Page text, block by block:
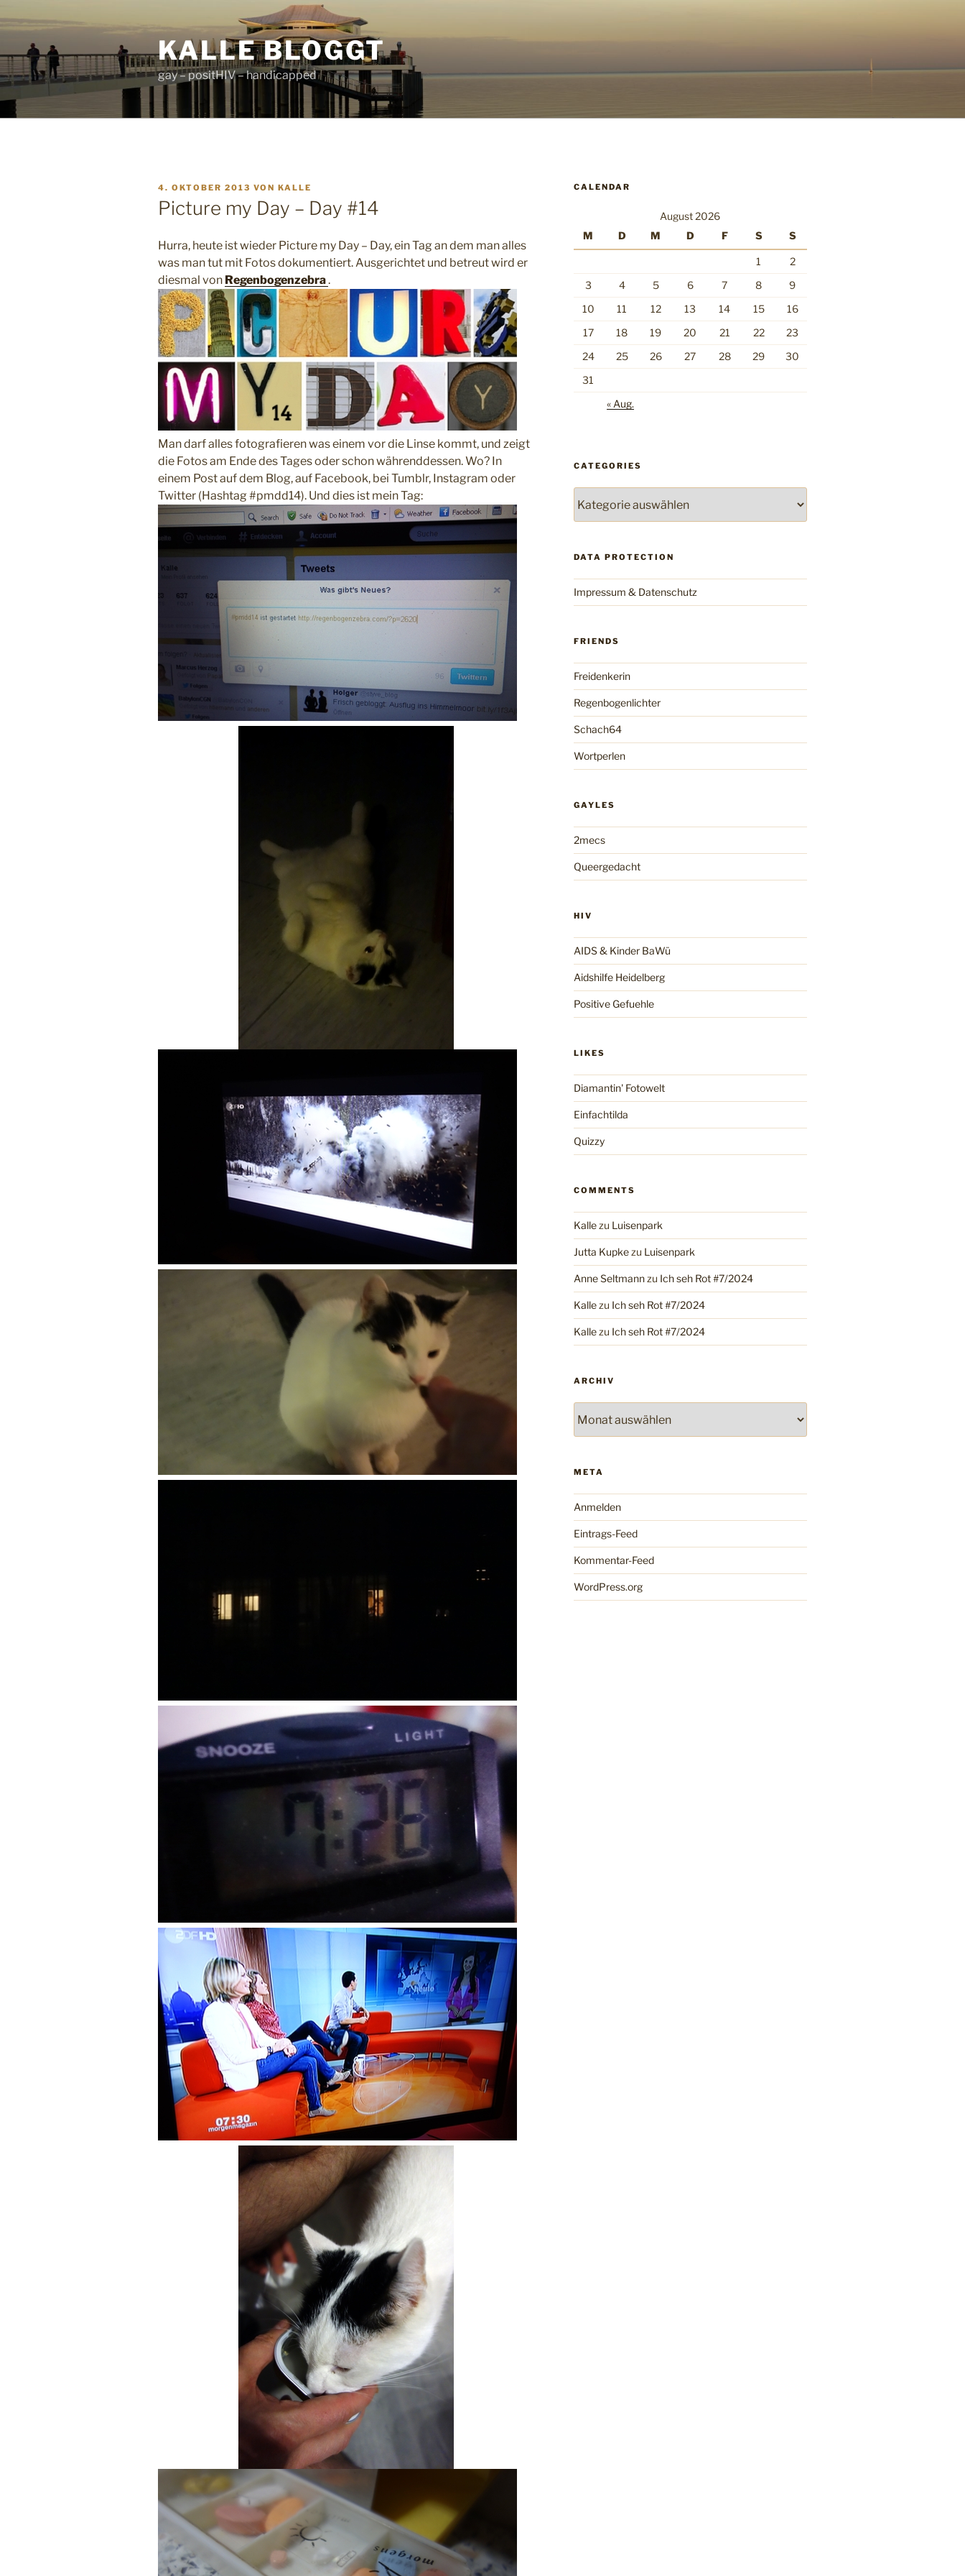
Inhalt
springen
KALLE BLOGGT
gay – positHIV – handicapped
VERÖFFENTLICHT
AM
4. OKTOBER 2013 VON KALLE
Picture my Day – Day #14
Hurra, heute ist wieder Picture my Day – Day, ein Tag an dem man alles
was man tut mit Fotos dokumentiert. Ausgerichtet und betreut wird er
diesmal von Regenbogenzebra.
Man darf alles fotografieren was einem vor die Linse kommt, und zeigt
die Fotos am Ende des Tages oder schon währenddessen. Wo? In
einem Post auf dem Blog, auf Facebook, bei Tumblr, Instagram oder
Twitter (Hashtag #pmdd14). Und dies ist mein Tag:
CALENDAR
August 2026
M
D M D F S S
1
2
3
4 5 6 7 8
9
10
11 12 13 14 15
16
17
18 19 20 21 22
23
24
25 26 27 28 29
30
31
« Aug.
CATEGORIES
DATA PROTECTION
Impressum & Datenschutz
FRIENDS
Freidenkerin
Regenbogenlichter
Schach64
Wortperlen
GAYLES
2mecs
Queergedacht
HIV
AIDS & Kinder BaWü
Aidshilfe Heidelberg
Positive Gefuehle
LIKES
Diamantin' Fotowelt
Einfachtilda
Quizzy
COMMENTS
Kallezu Luisenpark
Jutta Kupkezu Luisenpark
Anne Seltmannzu Ich seh Rot #7/2024
Kallezu Ich seh Rot #7/2024
Kallezu Ich seh Rot #7/2024
ARCHIV
META
Anmelden
Eintrags-Feed
Kommentar-Feed
WordPress.org